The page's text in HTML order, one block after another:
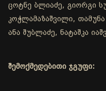
ცოტნე ბლიაძე, გიორგი
კოჭლამაზაშვილი,
ანა შუბლაძე, ნატაშკა
შემოქმედებითი ჯგუფი: